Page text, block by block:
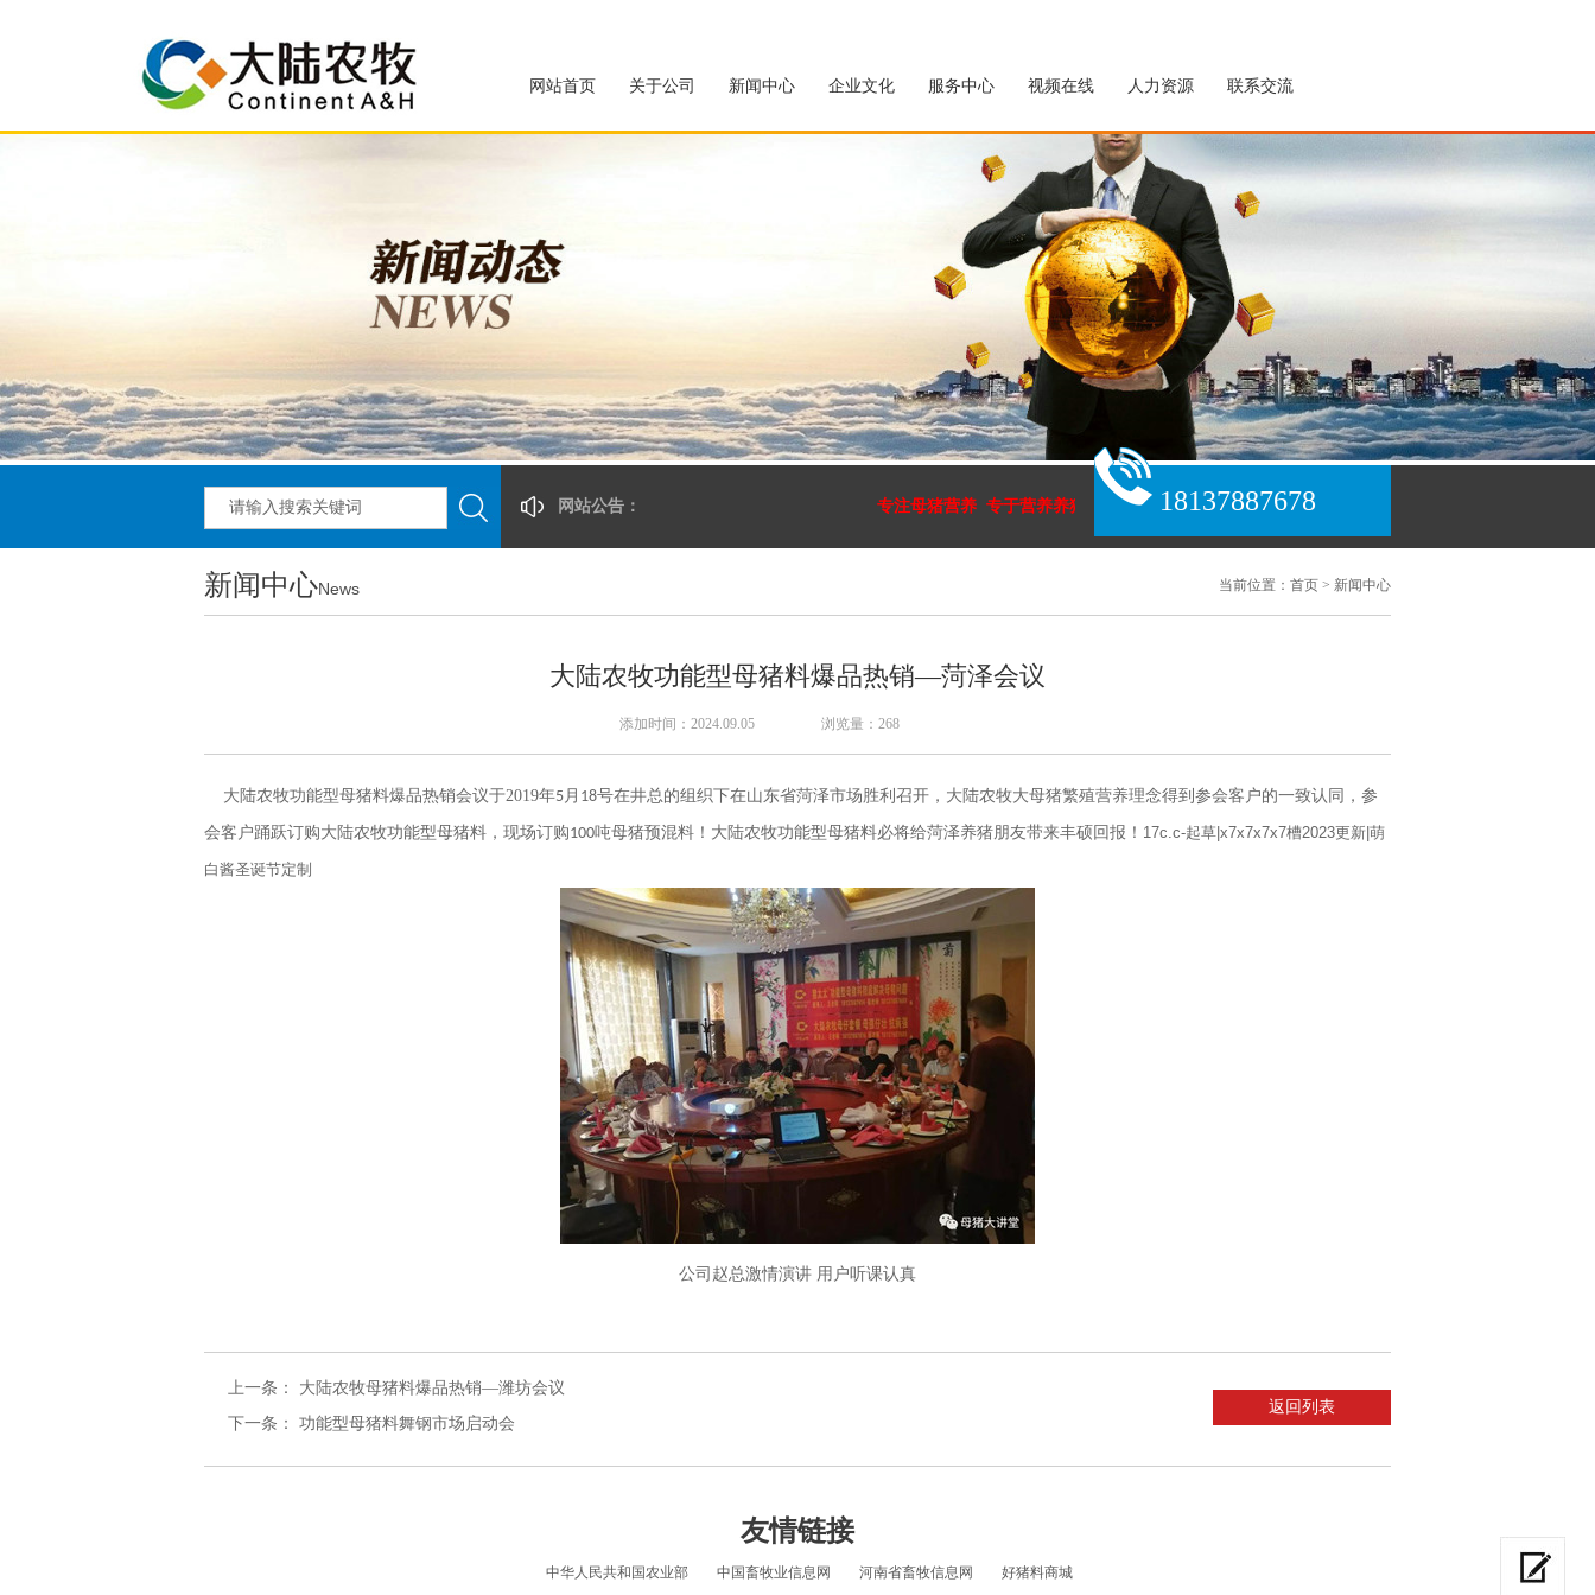
网站首页 关于公司 新闻中心 企业文化 服务中心 视频在线 人力资源 联系交流
网站公告： 专注母猪营养 专于营养养猪。拥有三十项国家发明专利！
18137887678
新闻中心News 当前位置： 首页 > 新闻中心
大陆农牧功能型母猪料爆品热销—菏泽会议
添加时间：2024.09.05 浏览量： 268
大陆农牧功能型母猪料爆品热销会议于2019年5 月 18号在井总的组织下在山东省菏泽市场胜利召开，大陆农牧大母猪繁殖营养理念得到参会客户的一致认同，参
会客户踊跃订购大陆农牧功能型母猪料，现场订购100吨母猪预混料！大陆农牧功能型母猪料必将给菏泽养猪朋友带来丰硕回报！ 17c.c-起草|x7x7x7x7槽2023更新|萌
白酱圣诞节定制
公司赵总激情演讲 用户听课认真
上一条： 大陆农牧母猪料爆品热销—潍坊会议
下一条： 功能型母猪料舞钢市场启动会
返回列表
友情链接
中华人民共和国农业部 中国畜牧业信息网 河南省畜牧信息网 好猪料商城